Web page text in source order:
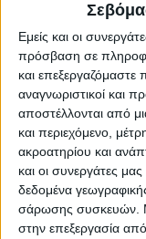
Εμείς και οι
πρόσβαση σε
και
αναγνωριστικοί και
αποστέλλονται από
και περιεχόμενο,
ακροατηρίου και
και οι συνεργάτες
δεδομένα
σάρωσης συσκευών.
στην επεξεργασία
Επικαιρότητα